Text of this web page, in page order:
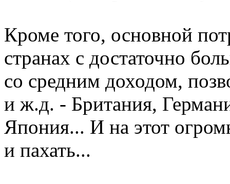
Кроме того, основной
странах с достаточно
со средним доходом,
и ж.д. - Британия,
Япония... И на этот
и пахать...